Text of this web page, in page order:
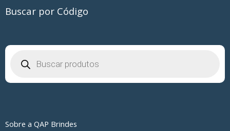
Buscar por Código
produtos
Sobre a QAP Brindes